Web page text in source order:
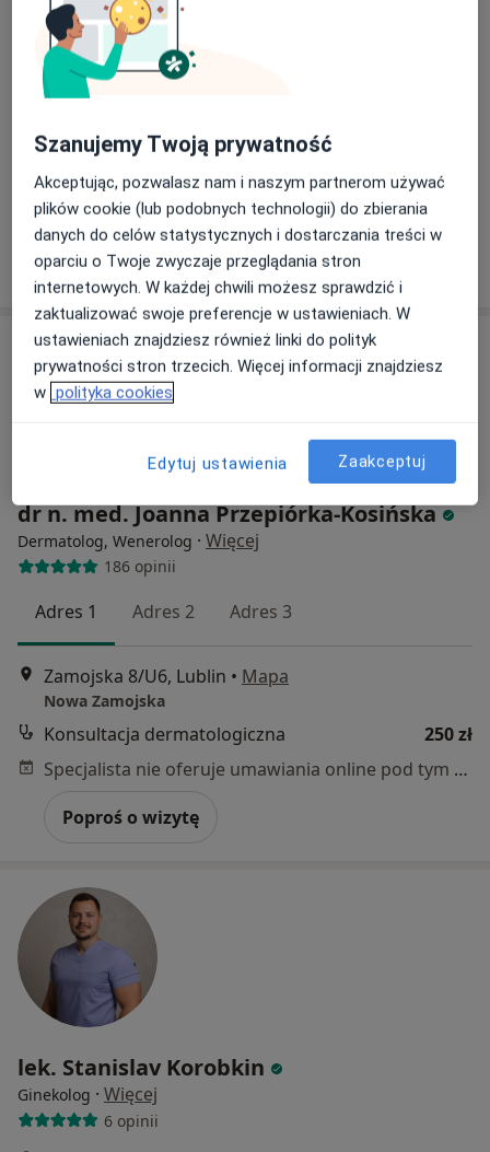
14 opinii
Adres 1 Adres 2
Konsultacja dermatologiczna
250 zł
Poproś o wizytę
dr n. med. Joanna Przepiórka-Kosińska
Dermatolog, Wenerolog · Więcej
186 opinii
Adres 1 Adres 2 Adres 3
Zamojska 8/U6, Lublin • Mapa
Nowa Zamojska
Konsultacja dermatologiczna
250 zł
Specjalista nie oferuje umawiania online pod tym adresem.
Poproś o wizytę
lek. Stanislav Korobkin
Ginekolog · Więcej
6 opinii
Szanujemy Twoją prywatność
Akceptując, pozwalasz nam i naszym partnerom używać
plików cookie (lub podobnych technologii) do zbierania
danych do celów statystycznych i dostarczania treści w
oparciu o Twoje zwyczaje przeglądania stron
internetowych. W każdej chwili możesz sprawdzić i
zaktualizować swoje preferencje w ustawieniach. W
ustawieniach znajdziesz również linki do polityk
prywatności stron trzecich. Więcej informacji znajdziesz
w polityka cookies
Edytuj ustawienia Zaakceptuj